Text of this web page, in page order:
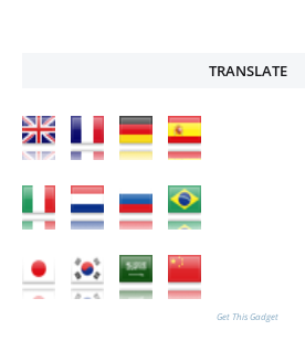
TRANSLATE
Get This Gadget